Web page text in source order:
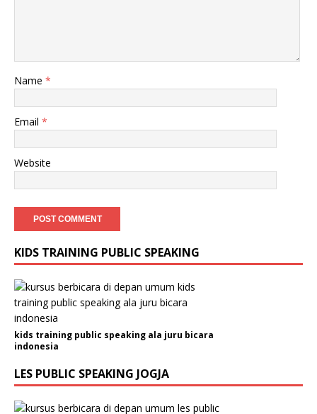
Name *
Email *
Website
KIDS TRAINING PUBLIC SPEAKING
kids training public speaking ala juru bicara
indonesia
LES PUBLIC SPEAKING JOGJA